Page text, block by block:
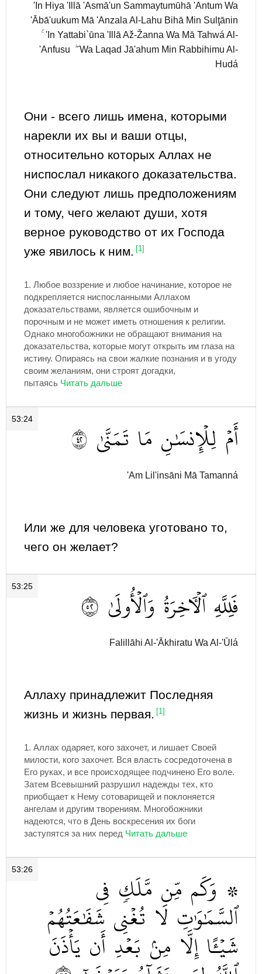
'In Hiya 'Illā 'Asmā'un Sammaytumūhā 'Antum Wa
'Ābā'uukum Mā 'Anzala Al-Lahu Bihā Min Sulţānin
ۚ 'In Yattabi`ūna 'Illā Až-Žanna Wa Mā Tahwá Al-
'Anfusu ۖ Wa Laqad Jā'ahum Min Rabbihimu Al-
Hudá
Они - всего лишь имена, которыми
нарекли их вы и ваши отцы,
относительно которых Аллах не
ниспослал никакого доказательства.
Они следуют лишь предположениям
и тому, чего желают души, хотя
верное руководство от их Господа
уже явилось к ним.
[1]
1. Любое воззрение и любое начинание, которое не
подкрепляется ниспосланными Аллахом
доказательствами, является ошибочным и
порочным и не может иметь отношения к религии.
Однако многобожники не обращают внимания на
доказательства, которые могут открыть им глаза на
истину. Опираясь на свои жалкие познания и в угоду
своим желаниям, они строят догадки,
пытаясь
53:24 أَمۡ لِلۡإِنسَٰنِ مَا تَمَنَّىٰ ٢٤
'Am Lil'insāni Mā Tamanná
Или же для человека уготовано то,
чего он желает?
53:25 فَلِلَّهِ ٱلۡأٓخِرَةُ وَٱلۡأُولَىٰ ٢٥
Falillāhi Al-'Ākhiratu Wa Al-'Ūlá
Аллаху принадлежит Последняя
жизнь и жизнь первая.
[1]
1. Аллах одаряет, кого захочет, и лишает Своей
милости, кого захочет. Вся власть сосредоточена в
Его руках, и все происходящее подчинено Его воле.
Затем Всевышний разрушил надежды тех, кто
приобщает к Нему сотоварищей и поклоняется
ангелам и другим творениям. Многобожники
надеются, что в День воскресения их боги
заступятся за них перед
53:26 ۞ وَكَم مِّن مَّلَكٖ فِي
ٱلسَّمَٰوَٰتِ لَا تُغۡنِي شَفَٰعَتُهُمۡ
شَيۡـًٔا إِلَّا مِنۢ بَعۡدِ أَن يَأۡذَنَ